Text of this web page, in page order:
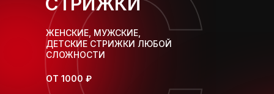
ЖЕНСКИЕ, МУЖСКИЕ,
ДЕТСКИЕ СТРИЖКИ ЛЮБОЙ
СЛОЖНОСТИ
ОТ 1000 ₽